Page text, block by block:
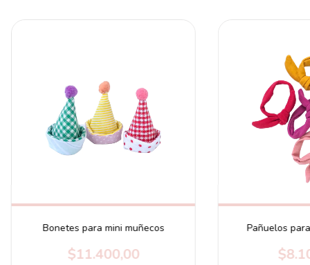
Bonetes para mini muñecos
$11.400,00
Pañuelos